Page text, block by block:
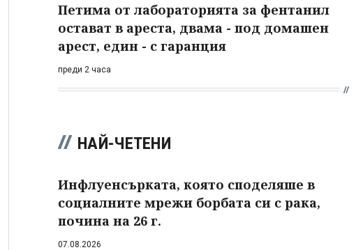
Петима от лабораторията за фентанил
остават в ареста, двама - под домашен
арест, един - с гаранция
преди 2 часа
НАЙ-ЧЕТЕНИ
Инфлуенсърката, която споделяше в
социалните мрежи борбата си с рака,
почина на 26 г.
07.08.2026